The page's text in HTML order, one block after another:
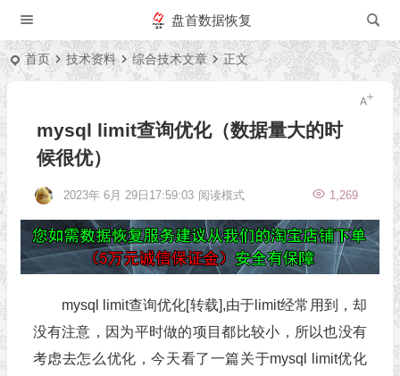
盘首数据恢复
首页 技术资料 综合技术文章 正文
mysql limit查询优化（数据量大的时
候很优）
2023年 6月 29日17:59:03 1,269
阅读模式
mysql limit查询优化[转载],由于limit经常用到，却
没有注意，因为平时做的项目都比较小，所以也没有
考虑去怎么优化，今天看了一篇关于mysql limit优化